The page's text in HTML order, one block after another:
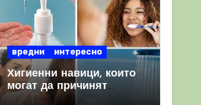
вредни интересно
Хигиенни навици, които
могат да причинят
повече вреда, отколкото